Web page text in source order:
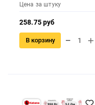
Цена за штуку
258.75 руб
В корзину